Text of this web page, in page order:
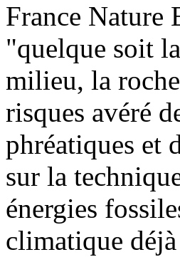
France Nature
"quelque soit
milieu, la
risques avéré
phréatiques et
sur la
énergies
climatique